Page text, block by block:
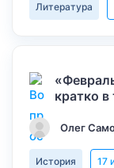
Литература
кратко
Олег
История 17